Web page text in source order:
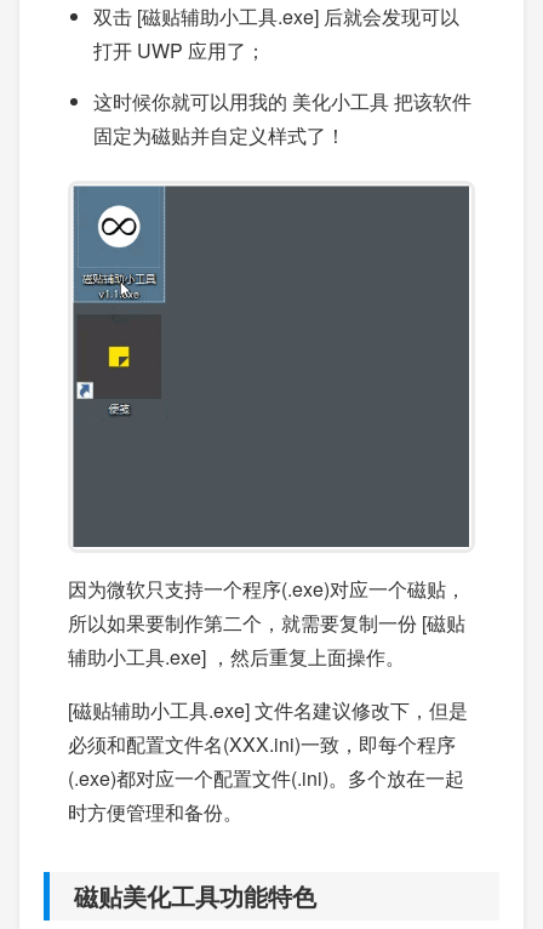
双击 [磁贴辅助小工具.exe] 后就会发现可以
打开 UWP 应用了；
这时候你就可以用我的 美化小工具 把该软件
固定为磁贴并自定义样式了！
因为微软只支持一个程序(.exe)对应一个磁贴，
所以如果要制作第二个，就需要复制一份 [磁贴
辅助小工具.exe] ，然后重复上面操作。
[磁贴辅助小工具.exe] 文件名建议修改下，但是
必须和配置文件名(XXX.ini)一致，即每个程序
(.exe)都对应一个配置文件(.ini)。多个放在一起
时方便管理和备份。
磁贴美化工具功能特色